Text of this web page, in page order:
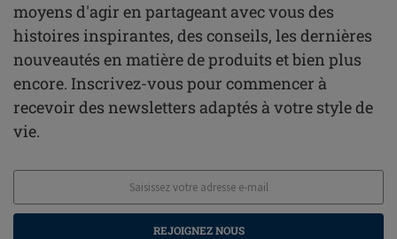
moyens d'agir en partageant avec vous des
histoires inspirantes, des conseils, les dernières
nouveautés en matière de produits et bien plus
encore. Inscrivez-vous pour commencer à
recevoir des newsletters adaptés à votre style de
vie.
REJOIGNEZ NOUS